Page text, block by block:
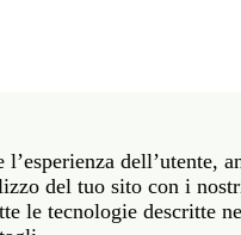
Roma ITALIA · t 39
Third Floor New York
dell’utente,
del tuo sito con i
le tecnologie descritte